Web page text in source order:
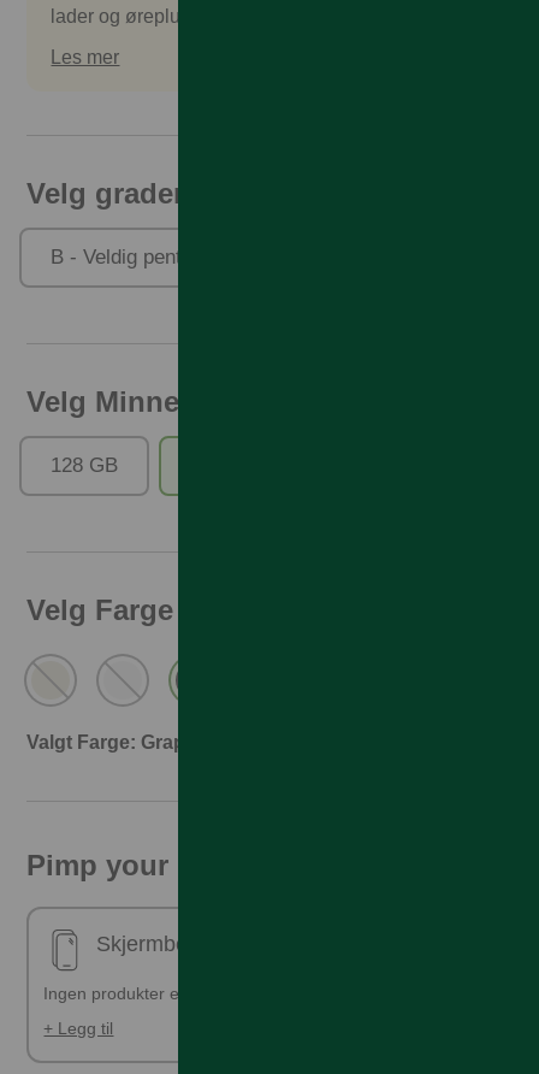
lader og øreplugger. Tilbehør kan kjøpes separat.
Les mer
Velg gradering
B - Veldig pent brukt
Velg Minne
128 GB
Velg Farge
Valgt Farge: Graphite
Pimp your phone!
Skjermbeskyttelse - ferdig påsatt
Ingen produkter er valgt
+ Legg til